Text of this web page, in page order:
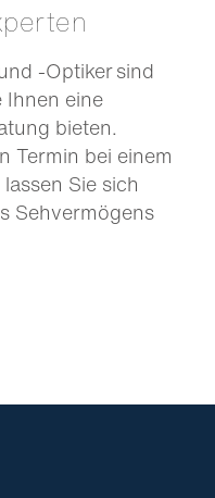
-Optiker sind
Ihnen eine
bieten.
Termin bei einem
Sie sich
Sehvermögens